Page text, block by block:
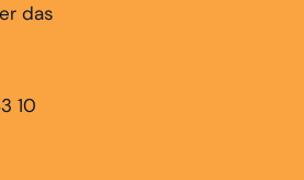
das
10